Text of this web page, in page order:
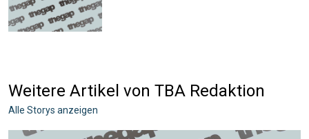
Weitere Artikel von TBA Redaktion
Alle Storys anzeigen